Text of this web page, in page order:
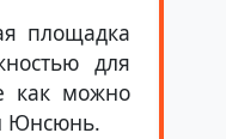
площадка
для
как можно
Юнсюнь.